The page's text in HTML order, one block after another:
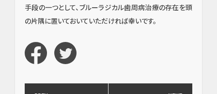
手段の一つとして、ブルーラジカル歯周病治療の存在を頭
の片隅に置いておいていただければ幸いです。